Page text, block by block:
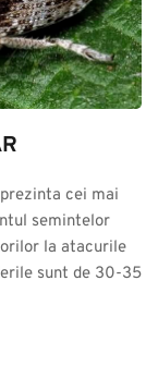
cei mai
semintelor
la atacurile
sunt de 30-35